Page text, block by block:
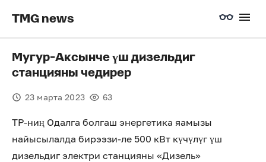
TMG news
Мугур-Аксынче үш дизельдиг
станцияны чедирер
23 марта 2023 63
ТР-ниң Одалга болгаш энергетика яамызы
найысылалда бирээзи-ле 500 кВт күчүлүг үш
дизельдиг электри станцияны «Дизель»